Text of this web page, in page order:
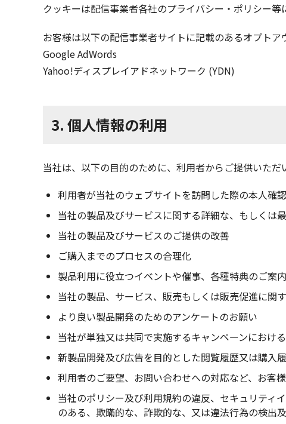
クッキーは配信事業者各社のプライバシー・ポリシー
お客様は以下の配信事業者サイトに記載のあるオプト
Google AdWords
Yahoo!ディスプレイアドネットワーク (YDN)
3. 個人情報の利用
当社は、以下の目的のために、利用者からご提供いただ
利用者が当社のウェブサイトを訪問した際の本人確認
当社の製品及びサービスに関する詳細な、もしくは
当社の製品及びサービスのご提供の改善
ご購入までのプロセスの合理化
製品利用に役立つイベントや催事、各種特典のご案内
当社の製品、サービス、販売もしくは販売促進に関
より良い製品開発のためのアンケートのお願い
当社が単独又は共同で実施するキャンペーンにおけ
新製品開発及び広告を目的とした閲覧履歴又は購入
利用者のご要望、お問い合わせへの対応など、お客
当社のポリシー及び利用規約の違反、セキュリティ
のある、欺瞞的な、詐欺的な、又は違法行為の検出